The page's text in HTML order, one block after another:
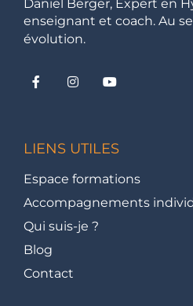
Daniel Berger, Expert en
enseignant et coach. Au
évolution.
LIENS UTILES
Espace formations
Accompagnements
Qui suis-je ?
Blog
Contact